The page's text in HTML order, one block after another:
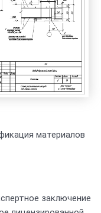
материалов
заключение